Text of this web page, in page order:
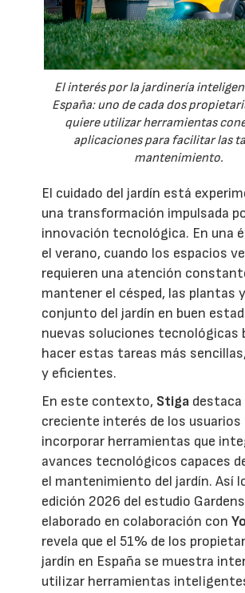
El interés por la jardinería
España: uno de cada dos
quiere utilizar herramientas
aplicaciones para facilitar las
mantenimiento.
El cuidado del jardín está
una transformación impulsada
innovación tecnológica. En una
el verano, cuando los espacios
requieren una atención
mantener el césped, las plantas
conjunto del jardín en buen
nuevas soluciones tecnológicas
hacer estas tareas más
y eficientes.
En este contexto, Stiga destaca
creciente interés de los usuarios
incorporar herramientas que
avances tecnológicos capaces
el mantenimiento del jardín. Así
edición 2026 del estudio
elaborado en colaboración con
revela que el 51% de los
jardín en España se muestra
utilizar herramientas